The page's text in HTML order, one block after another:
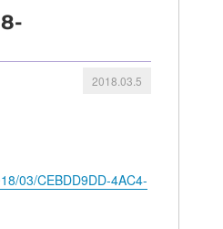
2018.03.5
03/CEBDD9DD-4AC4-